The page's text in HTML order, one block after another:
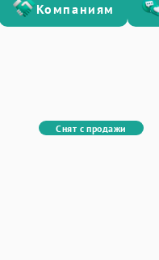
Компаниям
Снят с продажи